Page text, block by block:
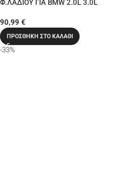
Φ.ΛΑΔΙΟΥ ΓΙΑ BMW 2.0L 3.0L
N20/N26/N52/N54/N55/S55
90,99 €
ΠΡΟΣΘΉΚΗ ΣΤΟ ΚΑΛΆΘΙ
-33%